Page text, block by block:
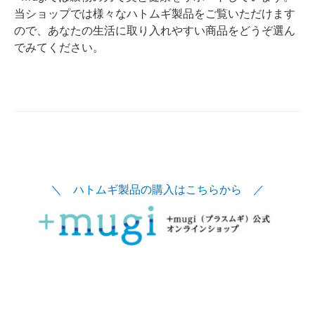
当ショップでは様々なハトムギ製品をご覧いただけます
ので、あなたの生活に取り入れやすい商品をどうぞ選ん
でみてください。
＼ ハトムギ製品の購入はこちらから ／